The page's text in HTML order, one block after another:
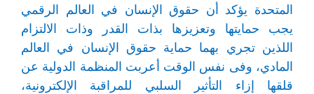
المتحدة يؤكد أن حقوق الإنسان في العالم الرقمي
يجب حمايتها وتعزيزها بذات القدر وذات الالتزام
اللذين تجري بهما حماية حقوق الإنسان في العالم
المادي، وفى نفس الوقت أعربت المنظمة الدولية عن
قلقها إزاء التأثير السلبي للمراقبة الإلكترونية،